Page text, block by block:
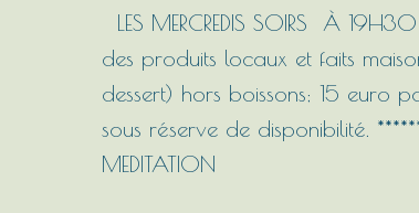
LES MERCREDIS SOIRS À
des produits locaux et faits
dessert) hors boissons; 15 euro
sous réserve de disponibilité.
MEDITATION